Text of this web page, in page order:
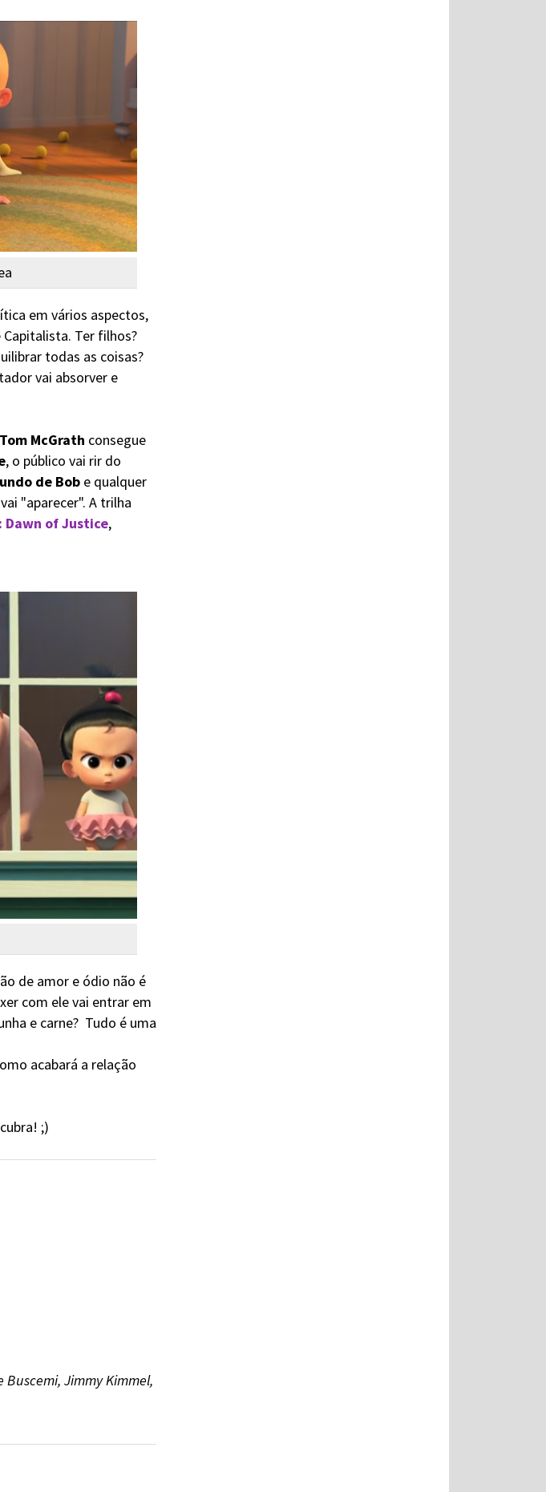
em vários aspectos,
Ter filhos?
todas as coisas?
vai absorver e
Tom McGrath consegue
, o público vai rir do
de Bobe qualquer
"aparecer". A trilha
Dawn of Justice,
de amor e ódio não é
com ele vai entrar em
e carne? Tudo é uma
acabará a relação
;)
Buscemi, Jimmy Kimmel,